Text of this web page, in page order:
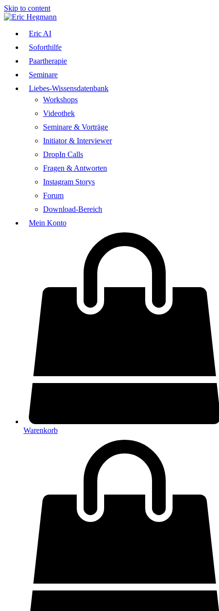
Skip to content
Eric AI
Soforthilfe
Paartherapie
Seminare
Liebes-Wissensdatenbank
Workshops
Videothek
Seminare & Vorträge
Initiator & Interviewer
DropIn Calls
Fragen & Antworten
Instagram Storys
Forum
Download-Bereich
Mein Konto
Warenkorb